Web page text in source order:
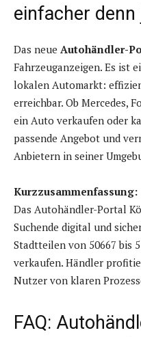
einfacher denn
Das neue Autohändler-
Fahrzeuganzeigen. Es ist
lokalen Automarkt:
erreichbar. Ob Mercedes,
ein Auto verkaufen oder
passende Angebot und
Anbietern in seiner
Kurzzusammenfassung:
Das Autohändler-Portal
Suchende digital und
Stadtteilen von 50667 bis
verkaufen. Händler
Nutzer von klaren
FAQ: